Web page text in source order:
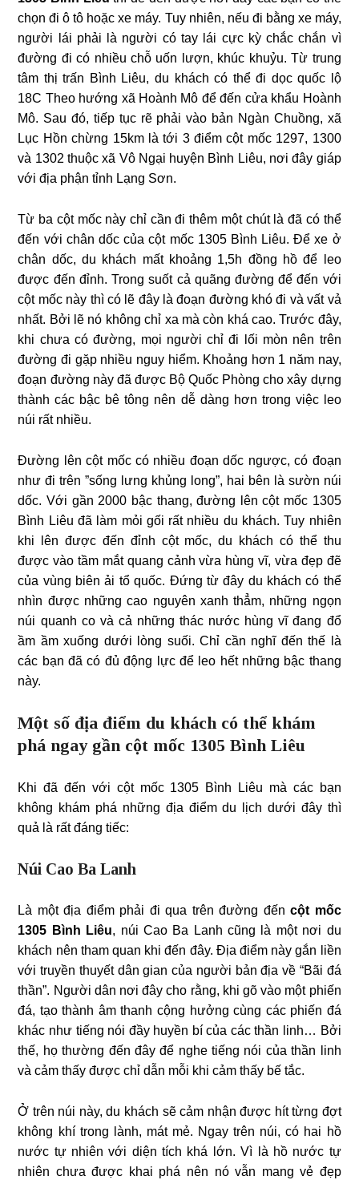
chọn đi ô tô hoặc xe máy. Tuy nhiên, nếu đi bằng xe máy,
người lái phải là người có tay lái cực kỳ chắc chắn vì
đường đi có nhiều chỗ uốn lượn, khúc khuỷu. Từ trung
tâm thị trấn Bình Liêu, du khách có thể đi dọc quốc lộ
18C Theo hướng xã Hoành Mô để đến cửa khẩu Hoành
Mô. Sau đó, tiếp tục rẽ phải vào bản Ngàn Chuồng, xã
Lục Hồn chừng 15km là tới 3 điểm cột mốc 1297, 1300
và 1302 thuộc xã Vô Ngại huyện Bình Liêu, nơi đây giáp
với địa phận tỉnh Lạng Sơn.
Từ ba cột mốc này chỉ cần đi thêm một chút là đã có thể
đến với chân dốc của cột mốc 1305 Bình Liêu. Để xe ở
chân dốc, du khách mất khoảng 1,5h đồng hồ để leo
được đến đỉnh. Trong suốt cả quãng đường để đến với
cột mốc này thì có lẽ đây là đoạn đường khó đi và vất vả
nhất. Bởi lẽ nó không chỉ xa mà còn khá cao. Trước đây,
khi chưa có đường, mọi người chỉ đi lối mòn nên trên
đường đi gặp nhiều nguy hiểm. Khoảng hơn 1 năm nay,
đoạn đường này đã được Bộ Quốc Phòng cho xây dựng
thành các bậc bê tông nên dễ dàng hơn trong việc leo
núi rất nhiều.
Đường lên cột mốc có nhiều đoạn dốc ngược, có đoạn
như đi trên ”sống lưng khủng long”, hai bên là sườn núi
dốc. Với gần 2000 bậc thang, đường lên cột mốc 1305
Bình Liêu đã làm mỏi gối rất nhiều du khách. Tuy nhiên
khi lên được đến đỉnh cột mốc, du khách có thể thu
được vào tầm mắt quang cảnh vừa hùng vĩ, vừa đẹp đẽ
của vùng biên ải tổ quốc. Đứng từ đây du khách có thể
nhìn được những cao nguyên xanh thẳm, những ngọn
núi quanh co và cả những thác nước hùng vĩ đang đổ
ầm ầm xuống dưới lòng suối. Chỉ cần nghĩ đến thế là
các bạn đã có đủ động lực để leo hết những bậc thang
này.
Một số địa điểm du khách có thể khám
phá ngay gần cột mốc 1305 Bình Liêu
Khi đã đến với cột mốc 1305 Bình Liêu mà các bạn
không khám phá những địa điểm du lịch dưới đây thì
quả là rất đáng tiếc:
Núi Cao Ba Lanh
Là một địa điểm phải đi qua trên đường đếncột mốc
1305 Bình Liêu, núi Cao Ba Lanh cũng là một nơi du
khách nên tham quan khi đến đây. Địa điểm này gắn liền
với truyền thuyết dân gian của người bản địa về “Bãi đá
thần”. Người dân nơi đây cho rằng, khi gõ vào một phiến
đá, tạo thành âm thanh cộng hưởng cùng các phiến đá
khác như tiếng nói đầy huyền bí của các thần linh… Bởi
thế, họ thường đến đây để nghe tiếng nói của thần linh
và cảm thấy được chỉ dẫn mỗi khi cảm thấy bế tắc.
Ở trên núi này, du khách sẽ cảm nhận được hít từng đợt
không khí trong lành, mát mẻ. Ngay trên núi, có hai hồ
nước tự nhiên với diện tích khá lớn. Vì là hồ nước tự
nhiên chưa được khai phá nên nó vẫn mang vẻ đẹp